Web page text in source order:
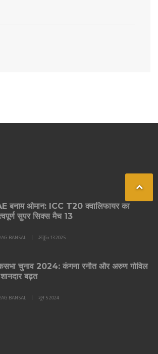
बनाम ओमान: ICC T20 क्वालिफायर का
सुपर सिक्स मैच 13
BANSAL अक्तू॰ 13 2025
चुनाव 2024: कंगना रनौत और अरुण गोविल
बढ़त
BANSAL जून 5 2024